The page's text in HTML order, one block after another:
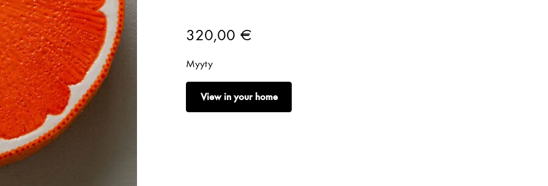
320,00 €
Myyty
View in your home